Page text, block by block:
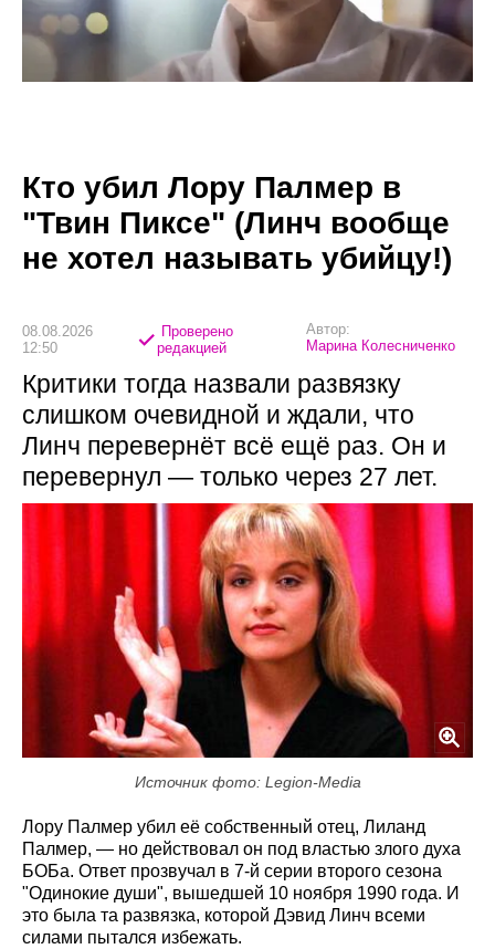
Кто убил Лору Палмер в
"Твин Пиксе" (Линч вообще
не хотел называть убийцу!)
08.08.2026
12:50
Проверено
редакцией
Автор:
Марина Колесниченко
Критики тогда назвали развязку
слишком очевидной и ждали, что
Линч перевернёт всё ещё раз. Он и
перевернул — только через 27 лет.
Источник фото: Legion-Media
Лору Палмер убил её собственный отец, Лиланд
Палмер, — но действовал он под властью злого духа
БОБа. Ответ прозвучал в 7-й серии второго сезона
"Одинокие души", вышедшей 10 ноября 1990 года. И
это была та развязка, которой Дэвид Линч всеми
силами пытался избежать.